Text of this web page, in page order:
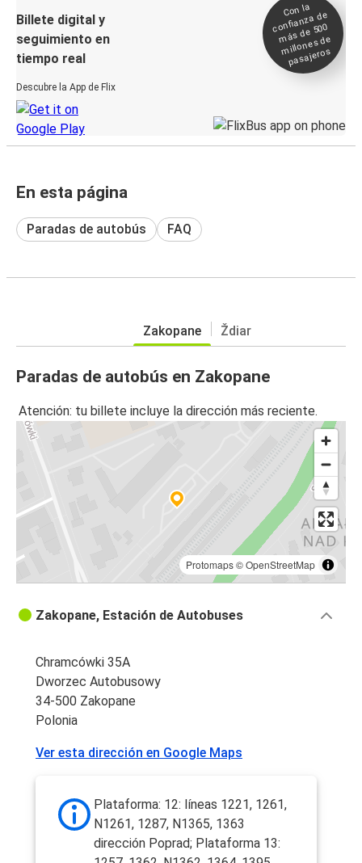
Billete digital y
seguimiento en
tiempo real
Descubre la App de Flix
Con la
confianza de
más de 500
millones de
pasajeros
En esta página
Paradas de autobús FAQ
Zakopane Ždiar
Paradas de autobús en Zakopane
Atención: tu billete incluye la dirección más reciente.
Protomaps©OpenStreetMap
Zakopane, Estación de Autobuses
Chramcówki 35A
Dworzec Autobusowy
34-500 Zakopane
Polonia
Ver esta dirección en Google Maps
Plataforma: 12: líneas 1221, 1261,
N1261, 1287, N1365, 1363
dirección Poprad; Plataforma 13: